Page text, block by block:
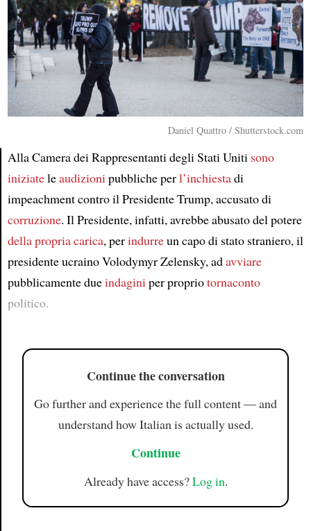
Daniel Quattro / Shutterstock.com
Alla Camera dei Rappresentanti degli Stati Uniti sono
iniziateleaudizioni pubbliche perl’inchiestadi
impeachment contro il Presidente Trump, accusato di
corruzione. Il Presidente, infatti, avrebbe abusato del potere
della propria carica, perindurreun capo di stato straniero, il
presidente ucraino Volodymyr Zelensky, adavviare
pubblicamente dueindagini per propriotornaconto
politico.
Continue the conversation
Go further and experience the full content — and
understand how Italian is actually used.
Continue
Already have access?Log in.